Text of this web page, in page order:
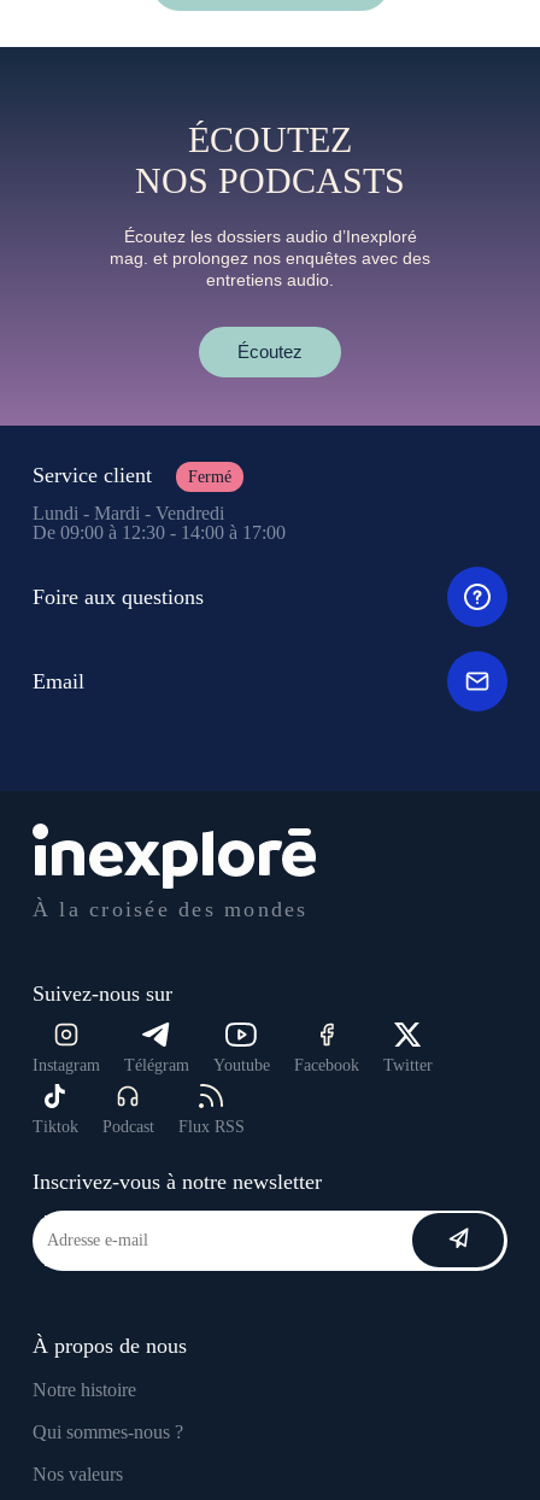
ÉCOUTEZ
NOS PODCASTS
Écoutez les dossiers audio d’Inexploré
mag. et prolongez nos enquêtes avec des
entretiens audio.
Écoutez
À la croisée des mondes
Suivez-nous sur
Instagram Télégram Youtube Facebook Twitter
Tiktok Podcast Flux RSS
Inscrivez-vous à notre newsletter
À propos de nous
Notre histoire
Qui sommes-nous ?
Nos valeurs
Service client Fermé
Lundi - Mardi - Vendredi
De 09:00 à 12:30 - 14:00 à 17:00
Foire aux questions
Email